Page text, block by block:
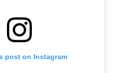
post on Instagram